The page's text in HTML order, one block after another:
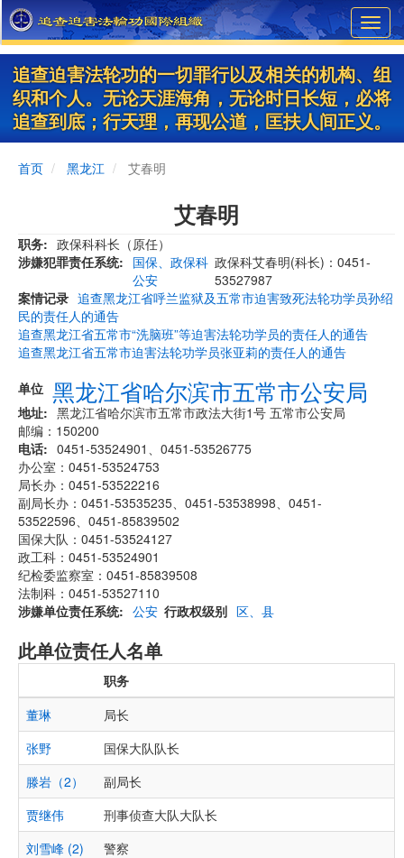
Skip
to
main
content
追查迫害法轮功的一切罪行以及相关的机构、组
织和个人。无论天涯海角，无论时日长短，必将
追查到底；行天理，再现公道，匡扶人间正义。
首页 黑龙江 艾春明
艾春明
职务
政保科科长（原任）
涉嫌犯罪责任系统
国保、政保科
公安
政保科艾春明(科长)：0451-
53527987
案情记录 追查黑龙江省呼兰监狱及五常市迫害致死法轮功学员孙绍
民的责任人的通告
追查黑龙江省五常市“洗脑班”等迫害法轮功学员的责任人的通告
追查黑龙江省五常市迫害法轮功学员张亚莉的责任人的通告
单位 黑龙江省哈尔滨市五常市公安局
地址
黑龙江省哈尔滨市五常市政法大街1号 五常市公安局
邮编：150200
电话
0451-53524901、0451-53526775
办公室：0451-53524753
局长办：0451-53522216
副局长办：0451-53535235、0451-53538998、0451-
53522596、0451-85839502
国保大队：0451-53524127
政工科：0451-53524901
纪检委监察室：0451-85839508
法制科：0451-53527110
涉嫌单位责任系统
公安 行政权级别 区、县
此单位责任人名单
职务
董琳
局长
张野
国保大队队长
滕岩（2）
副局长
贾继伟
刑事侦查大队大队长
刘雪峰 (2)
警察